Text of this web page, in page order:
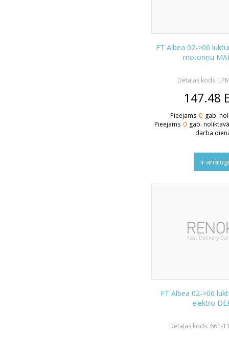
FT Albea 02->06
motoriņu
Detaļas kods:
147.48
Pieejams 0 gab.
Pieejams 0 gab.
darba
Ir analogi
FT Albea 02->06
elektro
Detaļas kods: 661-